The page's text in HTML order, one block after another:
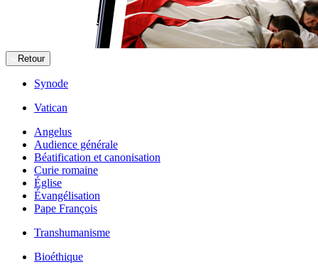
Retour
Synode
Vatican
Angelus
Audience générale
Béatification et canonisation
Curie romaine
Église
Évangélisation
Pape François
Transhumanisme
Bioéthique